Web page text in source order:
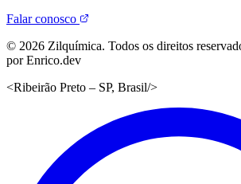
Falar conosco
© 2026 Zilquímica. Todos os direitos
por Enrico.dev
<Ribeirão Preto – SP, Brasil/>